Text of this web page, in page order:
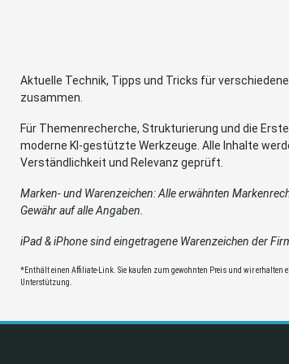
Aktuelle Technik, Tipps und Tricks für
zusammen.
Für Themenrecherche, Strukturierung und die
moderne KI-gestützte Werkzeuge. Alle Inhalte
Verständlichkeit und Relevanz geprüft.
Marken- und Warenzeichen: Alle erwähnten
Gewähr auf alle Angaben.
iPad & iPhone sind eingetragene Warenzeichen der
*Enthält einen Affiliate-Link. Sie kaufen zum gewohnten Preis und wir erhalten
Unterstützung.